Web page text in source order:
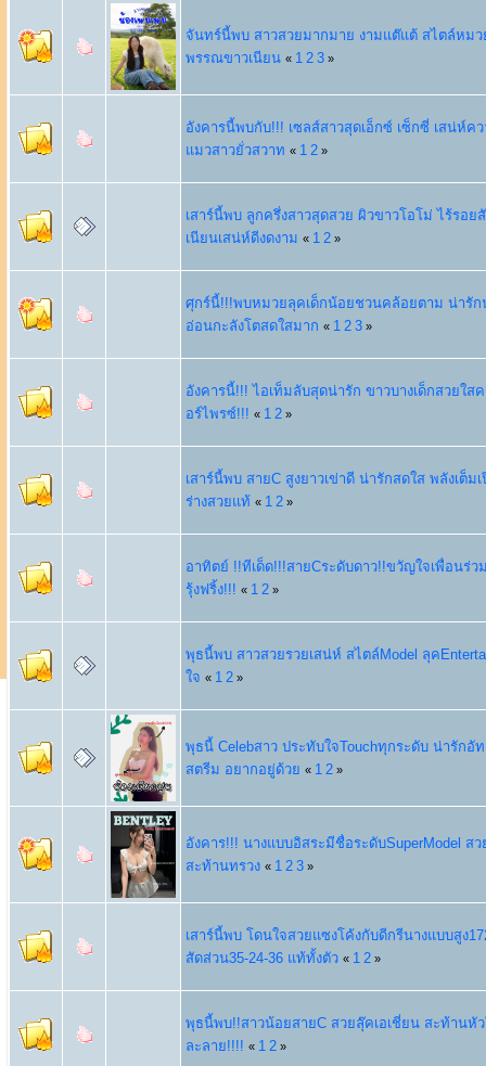
จันทร์นี้พบ สาวสวยมากมาย งามแต๊แต้ สไตล์หมว
พรรณขาวเนียน « 1 2 3 »
อังคารนี้พบกับ!!! เซลส์สาวสุดเอ็กซ์ เซ็กซี่ เสน่ห์ค
แมวสาวยั่วสวาท « 1 2 »
เสาร์นี้พบ ลูกครึ่งสาวสุดสวย ผิวขาวโอโม่ ไร้รอย
เนียนเสน่ห์ดีงดงาม « 1 2 »
ศุกร์นี้!!!พบหมวยลุคเด็กน้อยชวนคล้อยตาม น่ารัก
อ่อนกะลังโตสดใสมาก « 1 2 3 »
อังคารนี้!!! ไอเท็มลับสุดน่ารัก ขาวบางเด็กสวยใส
อร์ไพรซ์!!! « 1 2 »
เสาร์นี้พบ สายC สูงยาวเข่าดี น่ารักสดใส พลังเต็ม
ร่างสวยแท้ « 1 2 »
อาทิตย์ !!ทีเด็ด!!!สายCระดับดาว!!ขวัญใจเพื่อนร่
รุ้งฟริ้ง!!! « 1 2 »
พุธนี้พบ สาวสวยรวยเสน่ห์ สไตล์Model ลุค
ใจ « 1 2 »
พุธนี้ Celebสาว ประทับใจTouchทุกระดับ น่ารักอั
สตรีม อยากอยู่ด้วย « 1 2 »
อังคาร!!! นางแบบอิสระมีชื่อระดับSuperModel สว
สะท้านทรวง « 1 2 3 »
เสาร์นี้พบ โดนใจสวยแซงโค้งกับดีกรีนางแบบสูง
สัดส่วน35-24-36 แท้ทั้งตัว « 1 2 »
พุธนี้พบ!!สาวน้อยสายC สวยลุ๊คเอเชี่ยน สะท้านหั
ละลาย!!!! « 1 2 »